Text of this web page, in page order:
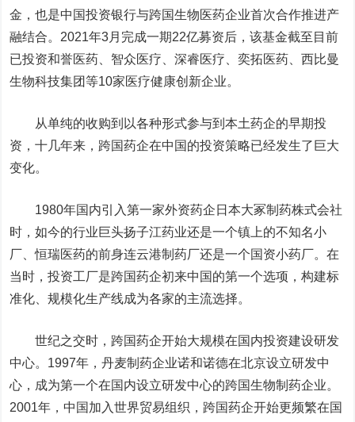
金，也是中国投资银行与跨国生物医药企业首次合作推进产
融结合。2021年3月完成一期22亿募资后，该基金截至目前
已投资和誉医药、智众医疗、深睿医疗、奕拓医药、西比曼
生物科技集团等10家医疗健康创新企业。
从单纯的收购到以各种形式参与到本土药企的早期投
资，十几年来，跨国药企在中国的投资策略已经发生了巨大
变化。
1980年国内引入第一家外资药企日本大冢制药株式会社
时，如今的行业巨头扬子江药业还是一个镇上的不知名小
厂、恒瑞医药的前身连云港制药厂还是一个国资小药厂。在
当时，投资工厂是跨国药企初来中国的第一个选项，构建标
准化、规模化生产线成为各家的主流选择。
世纪之交时，跨国药企开始大规模在国内投资建设研发
中心。1997年，丹麦制药企业诺和诺德在北京设立研发中
心，成为第一个在国内设立研发中心的跨国生物制药企业。
2001年，中国加入世界贸易组织，跨国药企开始更频繁在国